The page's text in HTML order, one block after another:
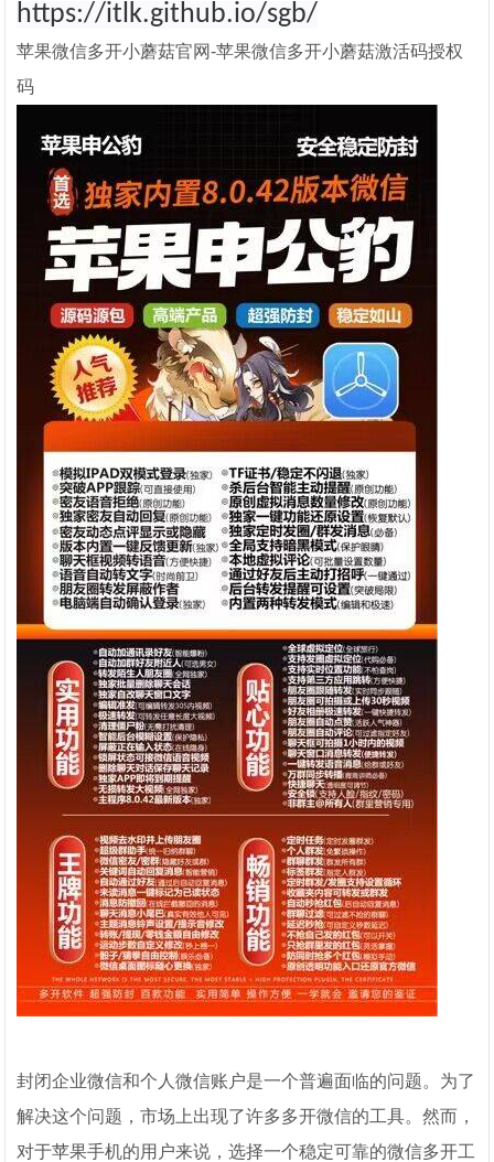
https://itlk.github.io/sgb/
苹果微信多开小蘑菇官网-苹果微信多开小蘑菇激活码授权
码
封闭企业微信和个人微信账户是一个普遍面临的问题。为了
解决这个问题，市场上出现了许多多开微信的工具。然而，
对于苹果手机的用户来说，选择一个稳定可靠的微信多开工